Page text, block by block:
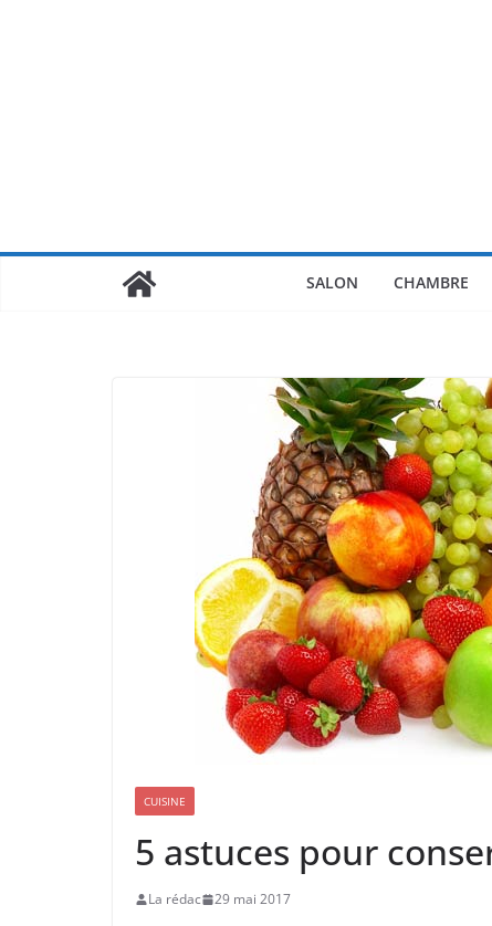
SALON CHAMBRE
CUISINE
5 astuces pour
La rédac 29 mai 2017